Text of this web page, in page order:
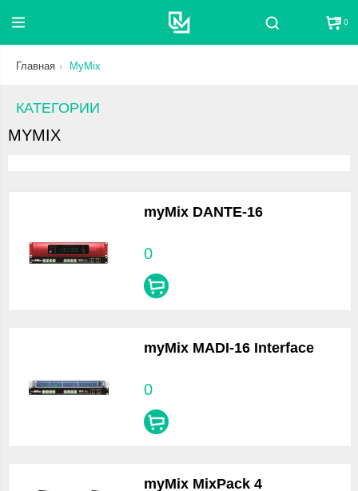
Поиск 0
Главная MyMix
КАТЕГОРИИ
MYMIX
myMix DANTE-16
0
myMix MADI-16 Interface
0
myMix MixPack 4